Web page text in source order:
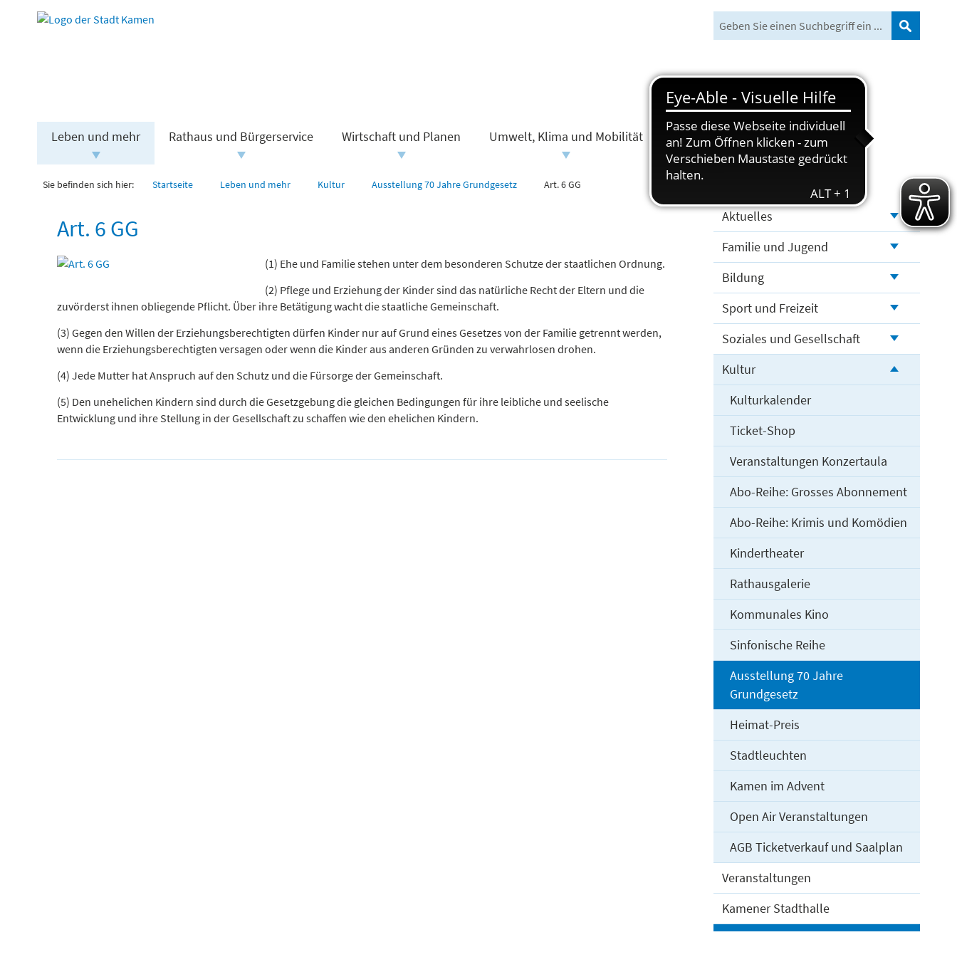
Leben und mehr Rathaus und Bürgerservice Wirtschaft und Planen Umwelt, Klima und Mobilität Freizeit und Tourismus
Sie befinden sich hier: Startseite Leben und mehr Kultur Ausstellung 70 Jahre Grundgesetz Art. 6 GG
Art. 6 GG
(1) Ehe und Familie stehen unter dem besonderen Schutze der staatlichen Ordnung.
(2) Pflege und Erziehung der Kinder sind das natürliche Recht der Eltern und die
zuvörderst ihnen obliegende Pflicht. Über ihre Betätigung wacht die staatliche Gemeinschaft.
(3) Gegen den Willen der Erziehungsberechtigten dürfen Kinder nur auf Grund eines Gesetzes von der Familie getrennt werden,
wenn die Erziehungsberechtigten versagen oder wenn die Kinder aus anderen Gründen zu verwahrlosen drohen.
(4) Jede Mutter hat Anspruch auf den Schutz und die Fürsorge der Gemeinschaft.
(5) Den unehelichen Kindern sind durch die Gesetzgebung die gleichen Bedingungen für ihre leibliche und seelische
Entwicklung und ihre Stellung in der Gesellschaft zu schaffen wie den ehelichen Kindern.
Aktuelles
Familie und Jugend
Bildung
Sport und Freizeit
Soziales und Gesellschaft
Kultur
Kulturkalender
Ticket-Shop
Veranstaltungen Konzertaula
Abo-Reihe: Grosses Abonnement
Abo-Reihe: Krimis und Komödien
Kindertheater
Rathausgalerie
Kommunales Kino
Sinfonische Reihe
Ausstellung 70 Jahre
Grundgesetz
Heimat-Preis
Stadtleuchten
Kamen im Advent
Open Air Veranstaltungen
AGB Ticketverkauf und Saalplan
Veranstaltungen
Kamener Stadthalle